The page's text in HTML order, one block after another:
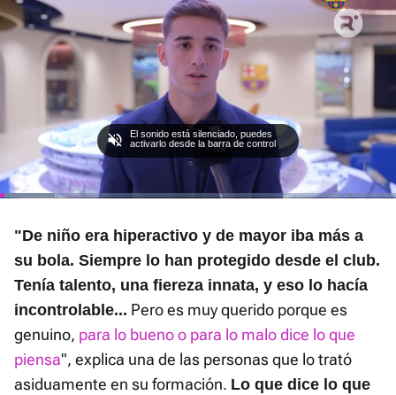
Time
Loaded
El sonido está silenciado, puedes
activarlo desde la barra de control
"De niño era hiperactivo y de mayor iba más a
su bola. Siempre lo han protegido desde el club.
Tenía talento, una fiereza innata, y eso lo hacía
incontrolable... Pero es muy querido porque es
genuino, para lo bueno o para lo malo dice lo que
piensa", explica una de las personas que lo trató
asiduamente en su formación. Lo que dice lo que